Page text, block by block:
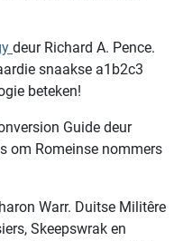
deur Richard A. Pence.
snaakse a1b2c3
beteken!
Guide deur
om Romeinse nommers
Warr. Duitse Militêre
Skeepswrak en